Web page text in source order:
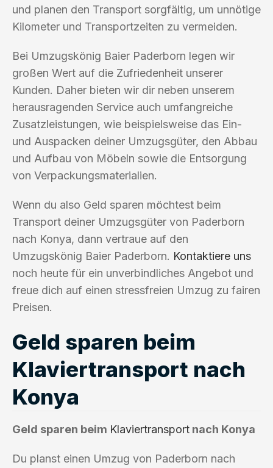
und planen den Transport sorgfältig, um unnötige
Kilometer und Transportzeiten zu vermeiden.
Bei Umzugskönig Baier Paderborn legen wir
großen Wert auf die Zufriedenheit unserer
Kunden. Daher bieten wir dir neben unserem
herausragenden Service auch umfangreiche
Zusatzleistungen, wie beispielsweise das Ein-
und Auspacken deiner Umzugsgüter, den Abbau
und Aufbau von Möbeln sowie die Entsorgung
von Verpackungsmaterialien.
Wenn du also Geld sparen möchtest beim
Transport deiner Umzugsgüter von Paderborn
nach Konya, dann vertraue auf den
Umzugskönig Baier Paderborn. Kontaktiere uns
noch heute für ein unverbindliches Angebot und
freue dich auf einen stressfreien Umzug zu fairen
Preisen.
Geld sparen beim
Klaviertransport nach
Konya
Geld sparen beim Klaviertransport nach Konya
Du planst einen Umzug von Paderborn nach